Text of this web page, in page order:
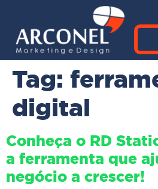
Tag:
digital
Conheça o RD
a ferramenta que
negócio a crescer!